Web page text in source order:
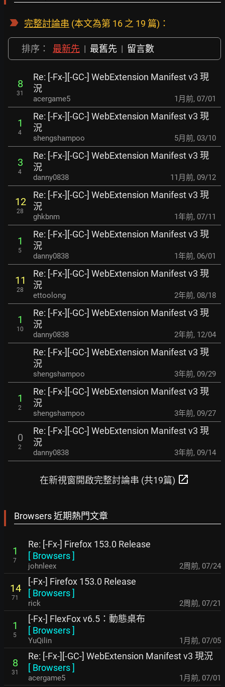
完整討論串 (本文為第 16 之 19 篇)：
排序： 最新先 | 最舊先 | 留言數
8
31
Re: [-Fx-][-GC-] WebExtension Manifest v3 現
況
acergame5 1月前, 07/01
1
4
Re: [-Fx-][-GC-] WebExtension Manifest v3 現
況
shengshampoo 5月前, 03/10
3
4
Re: [-Fx-][-GC-] WebExtension Manifest v3 現
況
danny0838 11月前, 09/12
12
28
Re: [-Fx-][-GC-] WebExtension Manifest v3 現
況
ghkbnm 1年前, 07/11
1
5
Re: [-Fx-][-GC-] WebExtension Manifest v3 現
況
danny0838 1年前, 06/01
11
28
Re: [-Fx-][-GC-] WebExtension Manifest v3 現
況
ettoolong 2年前, 08/18
1
10
Re: [-Fx-][-GC-] WebExtension Manifest v3 現
況
danny0838 2年前, 12/04
Re: [-Fx-][-GC-] WebExtension Manifest v3 現
況
shengshampoo 3年前, 09/29
1
2
Re: [-Fx-][-GC-] WebExtension Manifest v3 現
況
shengshampoo 3年前, 09/27
0
2
Re: [-Fx-][-GC-] WebExtension Manifest v3 現
況
danny0838 3年前, 09/14
在新視窗開啟完整討論串 (共19篇) open_in_new
Browsers 近期熱門文章
1
7
Re: [-Fx-] Firefox 153.0 Release
[ Browsers]
johnleex 2周前, 07/24
14
71
[-Fx-] Firefox 153.0 Release
[ Browsers]
rick 2周前, 07/21
1
5
[-Fx-] FlexFox v6.5：動態桌布
[ Browsers]
YuQilin 1月前, 07/05
8
31
Re: [-Fx-][-GC-] WebExtension Manifest v3 現況
[ Browsers]
acergame5 1月前, 07/01